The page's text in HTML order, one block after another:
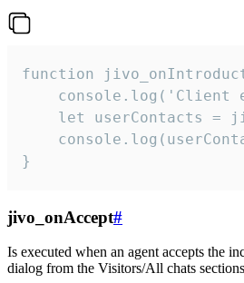
function
console.log('Client
let userContacts =
}
jivo_onAccept#
Is executed when an agent accepts the
dialog from the Visitors/All chats